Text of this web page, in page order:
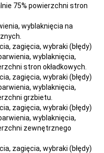
75% powierzchni stron
wyblaknięcia na
zagięcia, wybraki (błędy)
wyblaknięcia,
stron okładkowych.
zagięcia, wybraki (błędy)
wyblaknięcia,
grzbietu.
zagięcia, wybraki (błędy)
wyblaknięcia,
zewnętrznego
zagięcia, wybraki (błędy)